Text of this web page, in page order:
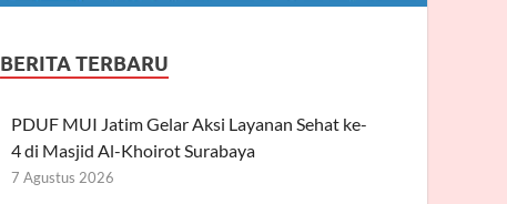
BERITA TERBARU
PDUF MUI Jatim Gelar Aksi Layanan Sehat ke-
4 di Masjid Al-Khoirot Surabaya
7 Agustus 2026